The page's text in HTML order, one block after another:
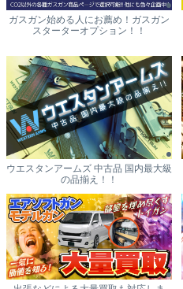
ガスガン始める人にお薦め！ガスガン
スターターオプション！！
ウエスタンアームズ 中古品 国内最大級
の品揃え！！